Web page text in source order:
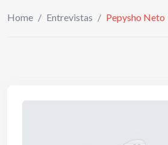
Home / Entrevistas / Pepysho Neto